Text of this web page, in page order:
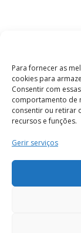
Para fornecer as
cookies para
Consentir com
comportamento de
consentir ou retirar
recursos e funções.
Gerir serviços
Termos e
os direitos